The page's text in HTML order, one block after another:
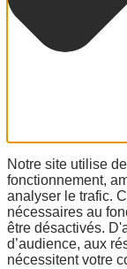
Notre site utilise
fonctionnement,
analyser le trafic.
nécessaires au
être désactivés.
d’audience, aux
nécessitent votre